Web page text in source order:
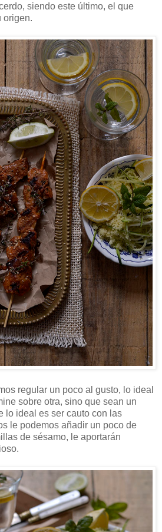
siendo este último, el que
origen.
regular un poco al gusto, lo ideal
sobre otra, sino que sean un
lo ideal es ser cauto con las
le podemos añadir un poco de
de sésamo, le aportarán